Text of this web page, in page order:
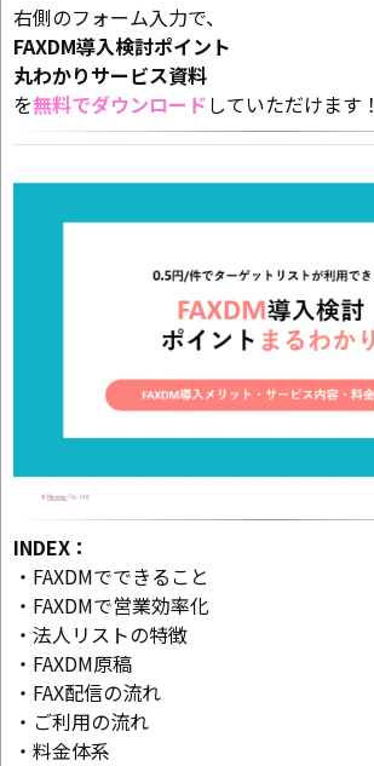
右側のフォーム入力で、
FAXDM導入検討ポイント
丸わかりサービス資料
を無料でダウンロードしていただけます！
INDEX：
・FAXDMでできること
・FAXDMで営業効率化
・法人リストの特徴
・FAXDM原稿
・FAX配信の流れ
・ご利用の流れ
・料金体系